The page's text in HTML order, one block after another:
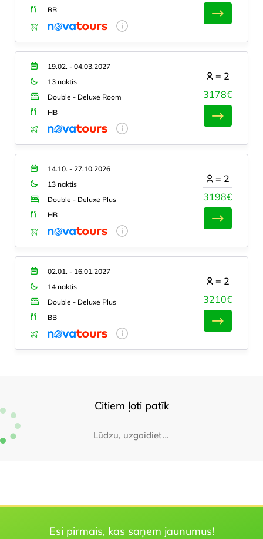
BB
19.02. - 04.03.2027
13 naktis
Double - Deluxe Room
HB
3178€
= 2
14.10. - 27.10.2026
13 naktis
Double - Deluxe Plus
HB
3198€
= 2
02.01. - 16.01.2027
14 naktis
Double - Deluxe Plus
BB
3210€
= 2
Citiem ļoti patīk
Lūdzu, uzgaidiet
Esi pirmais, kas saņem jaunumus!